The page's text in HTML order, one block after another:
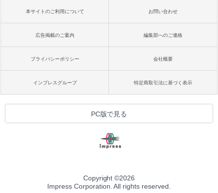
本サイトのご利用について お問い合わせ
広告掲載のご案内 編集部へのご連絡
プライバシーポリシー 会社概要
インプレスグループ 特定商取引法に基づく表示
PC版で見る
Copyright ©2026
Impress Corporation. All rights reserved.